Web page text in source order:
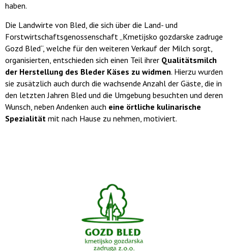
haben.
Die Landwirte von Bled, die sich über die Land- und
Forstwirtschaftsgenossenschaft „Kmetijsko gozdarske zadruge
Gozd Bled“, welche für den weiteren Verkauf der Milch sorgt,
organisierten, entschieden sich einen Teil ihrer Qualitätsmilch
der Herstellung des Bleder Käses zu widmen. Hierzu wurden
sie zusätzlich auch durch die wachsende Anzahl der Gäste, die in
den letzten Jahren Bled und die Umgebung besuchten und deren
Wunsch, neben Andenken auch eine örtliche kulinarische
Spezialität mit nach Hause zu nehmen, motiviert.